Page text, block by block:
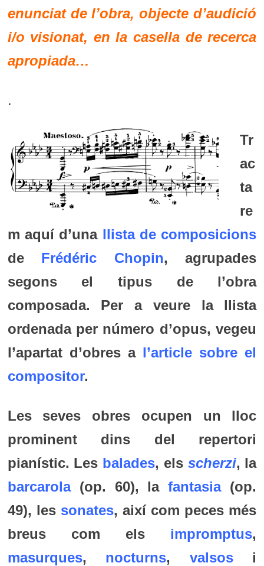
enunciat de l’obra, objecte d’audició
i/o visionat, en la casella de recerca
apropiada…
.
Tr
ac
ta
re
m aquí d’una llista de composicions
de Frédéric Chopin, agrupades
segons el tipus de l’obra
composada. Per a veure la llista
ordenada per número d’opus, vegeu
l’apartat d’obres a l’article sobre el
compositor.
Les seves obres ocupen un lloc
prominent dins del repertori
pianístic. Les balades, els scherzi, la
barcarola(op. 60), lafantasia(op.
49), les sonates, així com peces més
breus com els impromptus,
masurques, nocturns, valsosi